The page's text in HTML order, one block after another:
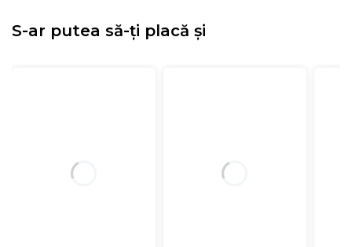
S-ar putea să-ți placă și